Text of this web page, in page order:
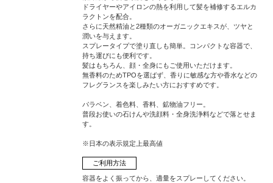
ドライヤーやアイロンの熱を利用して髪を補修するエルカ
ラクトンを配合。
さらに天然精油と2種類のオーガニックエキスが、ツヤと
潤いを与えます。
スプレータイプで塗り直しも簡単。コンパクトな容器で、
持ち運びにも便利です。
髪はもちろん、顔・全身にもご使用いただけます。
無香料のためTPOを選ばず、香りに敏感な方や香水などの
フレグランスを楽しみたい方におすすめです。
パラベン、着色料、香料、鉱物油フリー。
普段お使いの石けんや洗顔料・全身洗浄料などで落とせま
す。
※日本の表示規定上最高値
ご利用方法
容器をよく振ってから、適量をスプレーしてください。